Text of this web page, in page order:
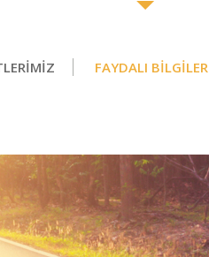
FAYDALI BİLGİLER